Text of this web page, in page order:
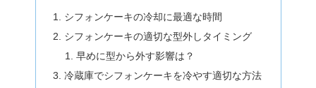
シフォンケーキの冷却に最適な時間
シフォンケーキの適切な型外しタイミング
早めに型から外す影響は？
冷蔵庫でシフォンケーキを冷やす適切な方法